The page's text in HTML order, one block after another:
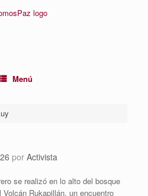
Menú
por Activista
se realizó en lo alto del bosque
Rukapillán, un encuentro